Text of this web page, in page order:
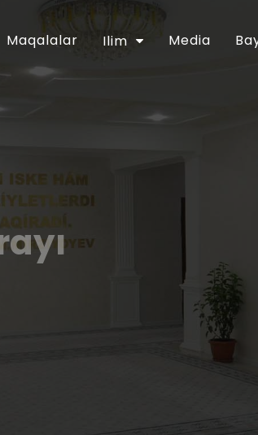
Maqalalar Ilim Media
1505 ulıwma
764 sociyallıq-
919 elektron